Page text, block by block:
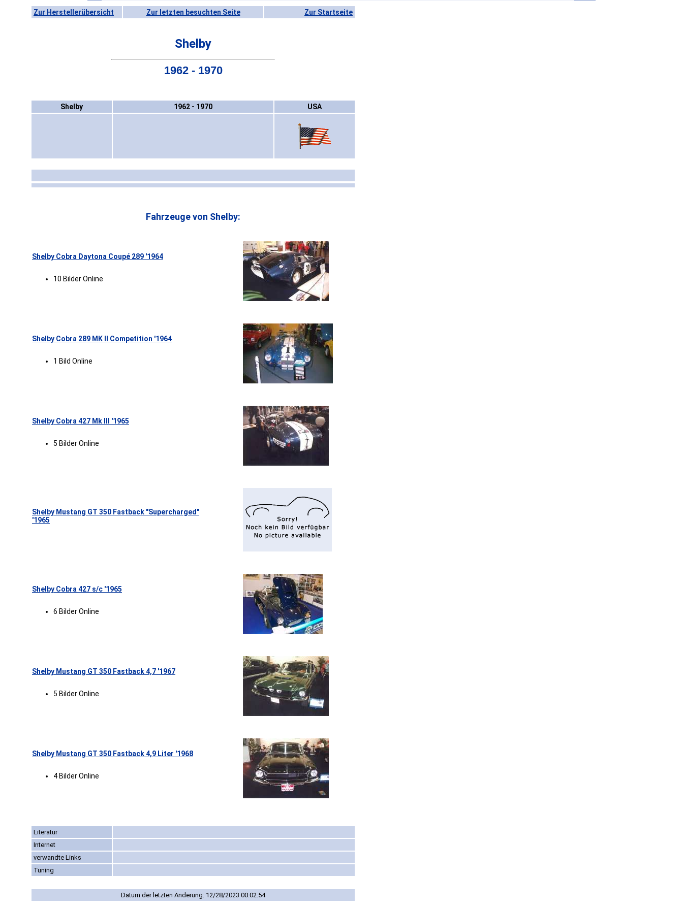
Zur Herstellerübersicht Zur letzten besuchten Seite Zur Startseite
Shelby
1962 - 1970
Shelby 1962 - 1970 USA
Fahrzeuge von Shelby:
Shelby Cobra Daytona Coupé 289 '1964
10 Bilder Online
Shelby Cobra 289 MK II Competition '1964
1 Bild Online
Shelby Cobra 427 Mk III '1965
5 Bilder Online
Shelby Mustang GT 350 Fastback "Supercharged"
'1965
Shelby Cobra 427 s/c '1965
6 Bilder Online
Shelby Mustang GT 350 Fastback 4,7 '1967
5 Bilder Online
Shelby Mustang GT 350 Fastback 4,9 Liter '1968
4 Bilder Online
Literatur
Internet
verwandte Links
Tuning
Datum der letzten Änderung: 12/28/2023 00:02:54